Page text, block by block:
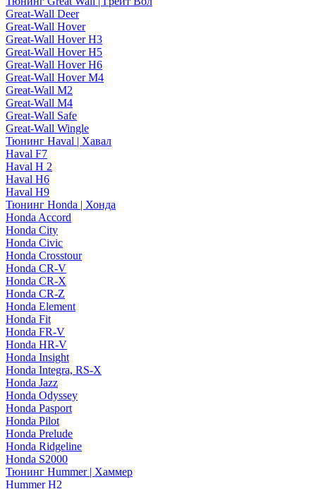
Great-Wall Deer
Great-Wall Hover
Great-Wall Hover H3
Great-Wall Hover H5
Great-Wall Hover H6
Great-Wall Hover M4
Great-Wall M2
Great-Wall M4
Great-Wall Safe
Great-Wall Wingle
Тюнинг Haval | Хавал
Haval F7
Haval H 2
Haval H6
Haval H9
Тюнинг Honda | Хонда
Honda Accord
Honda City
Honda Civic
Honda Crosstour
Honda CR-V
Honda CR-X
Honda CR-Z
Honda Element
Honda Fit
Honda FR-V
Honda HR-V
Honda Insight
Honda Integra, RS-X
Honda Jazz
Honda Odyssey
Honda Pasport
Honda Pilot
Honda Prelude
Honda Ridgeline
Honda S2000
Тюнинг Hummer | Хаммер
Hummer H2